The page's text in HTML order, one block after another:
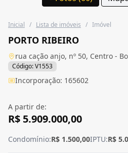
Inicial / Lista de imóveis / Imóvel
PORTO RIBEIRO
rua cação anjo, nº 50, Centro -
Código: V1553
Incorporação: 165602
A partir de:
R$ 5.909.000,00
Condomínio:R$ 1.500,00IPTU:R$